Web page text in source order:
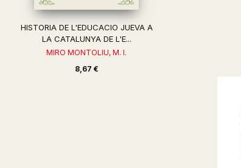
HISTORIA DE L'EDUCACIO JUEVA A
LA CATALUNYA DE L'E...
MIRO MONTOLIU, M. I.
8,67 €